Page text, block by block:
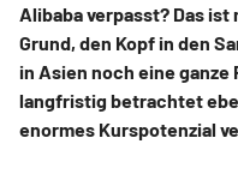
Alibaba verpasst? Das
Grund, den Kopf in den
in Asien noch eine ganze
langfristig betrachtet
enormes Kurspotenzial